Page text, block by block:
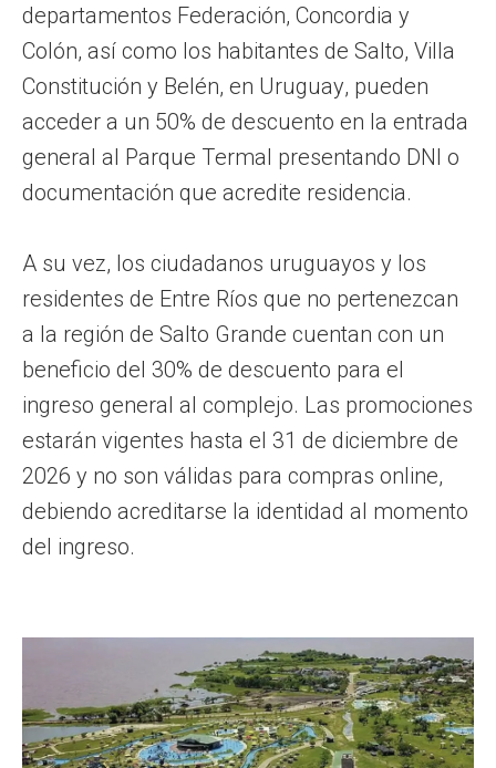
departamentos Federación, Concordia y
Colón, así como los habitantes de Salto, Villa
Constitución y Belén, en Uruguay, pueden
acceder a un 50% de descuento en la entrada
general al Parque Termal presentando DNI o
documentación que acredite residencia.
A su vez, los ciudadanos uruguayos y los
residentes de Entre Ríos que no pertenezcan
a la región de Salto Grande cuentan con un
beneficio del 30% de descuento para el
ingreso general al complejo. Las promociones
estarán vigentes hasta el 31 de diciembre de
2026 y no son válidas para compras online,
debiendo acreditarse la identidad al momento
del ingreso.